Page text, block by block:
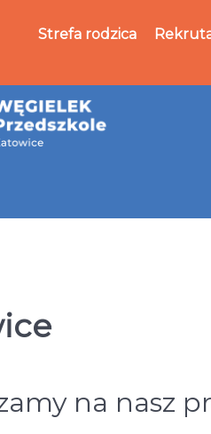
Strefa rodzica
na nasz